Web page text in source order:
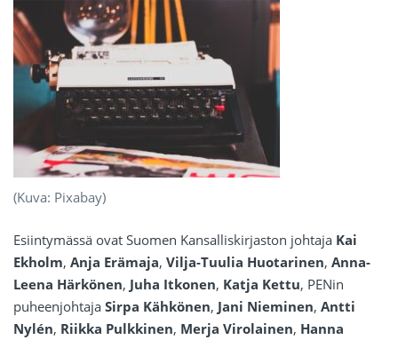
(Kuva: Pixabay)
Esiintymässä ovat Suomen Kansalliskirjaston johtaja Kai
Ekholm, Anja Erämaja, Vilja-Tuulia Huotarinen, Anna-
Leena Härkönen, Juha Itkonen, Katja Kettu, PENin
puheenjohtaja Sirpa Kähkönen, Jani Nieminen, Antti
Nylén, Riikka Pulkkinen, Merja Virolainen, Hanna